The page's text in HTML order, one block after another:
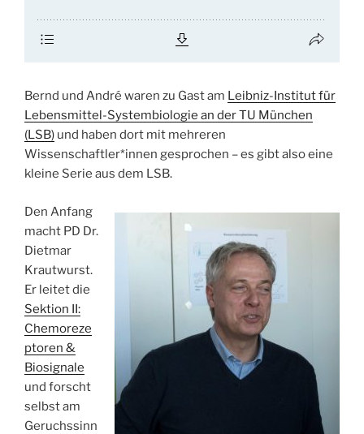
Bernd und André waren zu Gast am Leibniz-Institut für
Lebensmittel-Systembiologie an der TU München
(LSB) und haben dort mit mehreren
Wissenschaftler*innen gesprochen – es gibt also eine
kleine Serie aus dem LSB.
Den Anfang
macht PD Dr.
Dietmar
Krautwurst.
Er leitet die
Sektion II:
Chemoreze
ptoren &
Biosignale
und forscht
selbst am
Geruchssinn